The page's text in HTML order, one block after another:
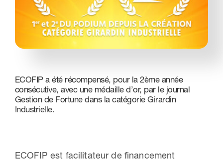
Nous contacter
ECOFIP a été récompensé, pour la 2ème année
consécutive, avec une médaille d’or, par le journal
Gestion de Fortune dans la catégorie Girardin
Industrielle.
ECOFIP est facilitateur de financement